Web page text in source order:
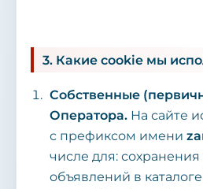
3. Какие cookie мы
Собственные
Оператора. На сайте
с префиксом имени
числе для:
объявлений в